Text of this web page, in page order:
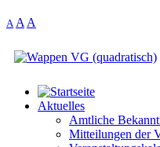
A A A
Aktuelles
Amtliche
Mitteilungen der